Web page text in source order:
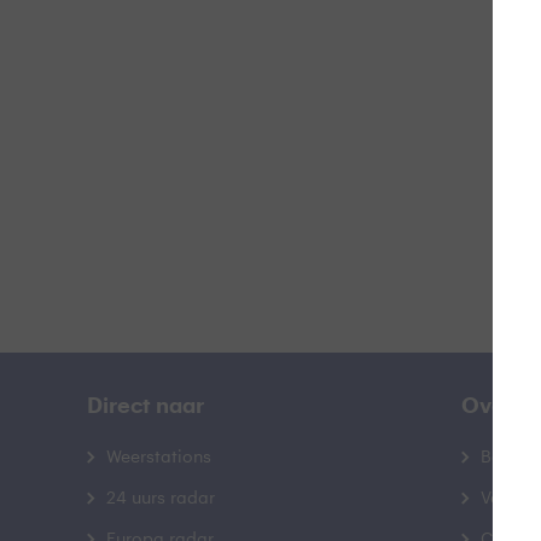
Direct naar
Weerstations
24 uurs radar
Over